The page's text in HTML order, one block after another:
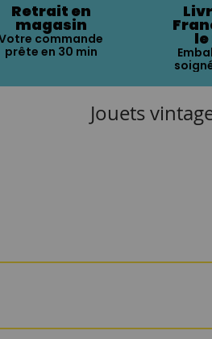
Retrait en
magasin
commande
prête en 30 min
Jouets